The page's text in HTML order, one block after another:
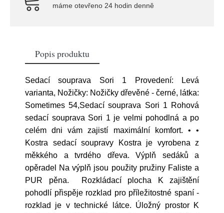
máme otevřeno 24 hodin denně
Popis produktu
Sedací souprava Sori 1 Provedení: Levá
varianta, Nožičky: Nožičky dřevěné - černé, látka:
Sometimes 54,Sedací souprava Sori 1 Rohová
sedací souprava Sori 1 je velmi pohodlná a po
celém dni vám zajistí maximální komfort. • •
Kostra sedací soupravy Kostra je vyrobena z
měkkého a tvrdého dřeva. Výplň sedáků a
opěradel Na výplň jsou použity pružiny Faliste a
PUR pěna. Rozkládací plocha K zajištění
pohodlí přispěje rozklad pro příležitostné spaní -
rozklad je v technické látce. Úložný prostor K